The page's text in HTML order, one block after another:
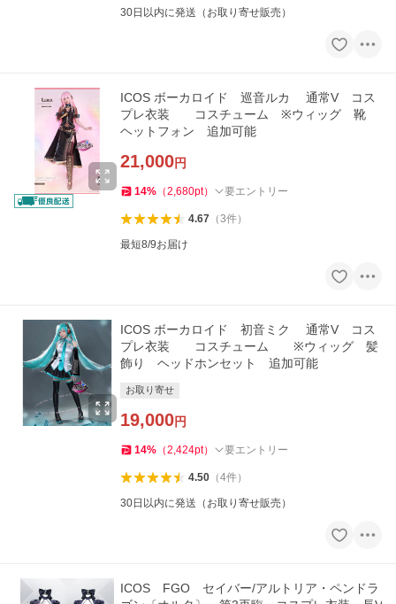
30日以内に発送（お取り寄せ販売）
ICOS ボーカロイド 巡音ルカ 通常V コス
プレ衣装 コスチューム ※ウィッグ 靴
ヘットフォン 追加可能
21,000円
14% （2,680pt） 要エントリー
4.67（3件）
最短8/9お届け
ICOS ボーカロイド 初音ミク 通常V コス
プレ衣装 コスチューム ※ウィッグ 髪
飾り ヘッドホンセット 追加可能
お取り寄せ
19,000円
14% （2,424pt） 要エントリー
4.50（4件）
30日以内に発送（お取り寄せ販売）
ICOS FGO セイバー/アルトリア・ペンドラ